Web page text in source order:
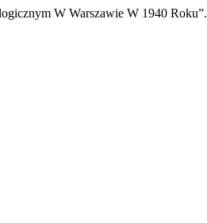
W Warszawie W 1940 Roku”.